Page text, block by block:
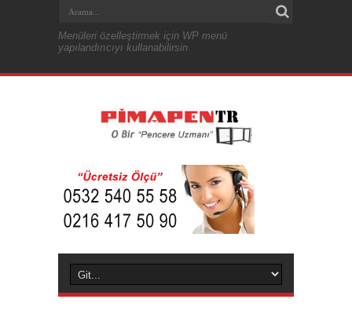
Menüleri özelleştirmek için WP menü
yapılandırıcıyı kullanabilirsin